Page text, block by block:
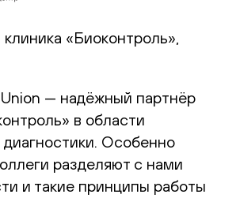
«Биоконтроль»,
— надёжный партнёр
в области
Особенно
разделяют с нами
и такие принципы работы